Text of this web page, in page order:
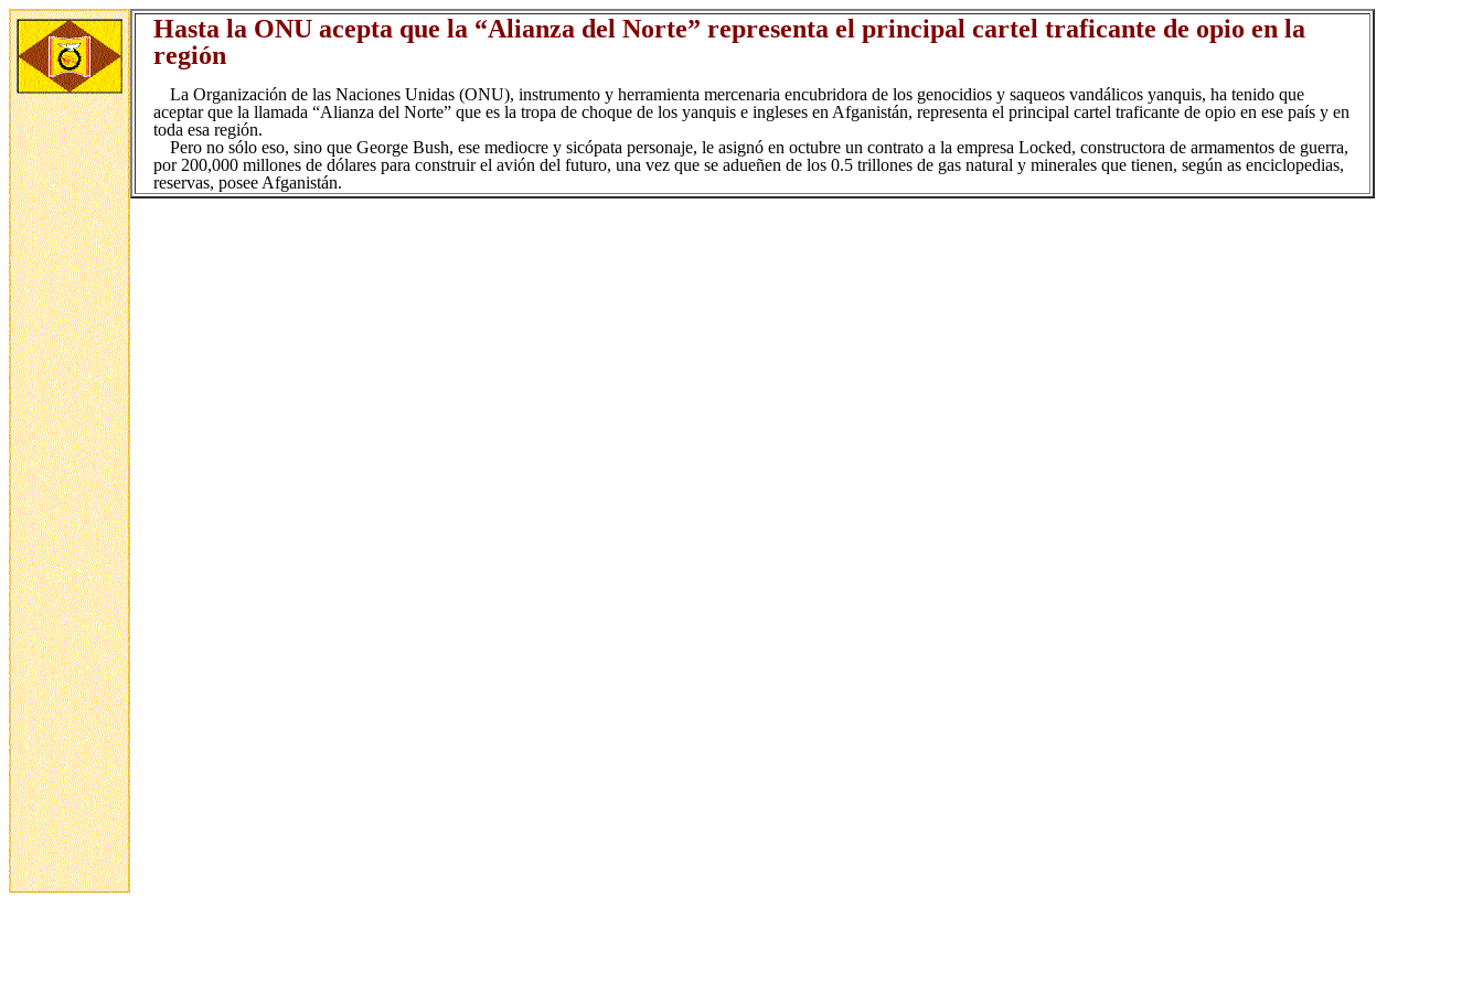
Hasta la ONU acepta que la “Alianza del Norte” representa el principal cartel traficante de opio en la
región
La Organización de las Naciones Unidas (ONU), instrumento y herramienta mercenaria encubridora de los genocidios y saqueos vandálicos yanquis, ha tenido que
aceptar que la llamada “Alianza del Norte” que es la tropa de choque de los yanquis e ingleses en Afganistán, representa el principal cartel traficante de opio en ese país y en
toda esa región.
Pero no sólo eso, sino que George Bush, ese mediocre y sicópata personaje, le asignó en octubre un contrato a la empresa Locked, constructora de armamentos de guerra,
por 200,000 millones de dólares para construir el avión del futuro, una vez que se adueñen de los 0.5 trillones de gas natural y minerales que tienen, según as enciclopedias,
reservas, posee Afganistán.